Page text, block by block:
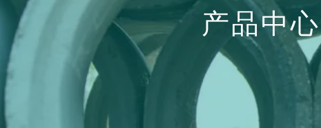
产品中心